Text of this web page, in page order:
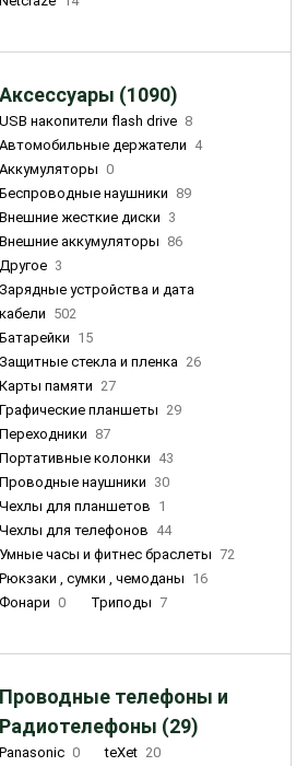
Аксессуары (1090)
USB накопители flash drive 8
Автомобильные держатели 4
Аккумуляторы 0
Беспроводные наушники 89
Внешние жесткие диски 3
Внешние аккумуляторы 86
Другое 3
Зарядные устройства и дата
кабели 502
Батарейки 15
Защитные стекла и пленка 26
Карты памяти 27
Графические планшеты 29
Переходники 87
Портативные колонки 43
Проводные наушники 30
Чехлы для планшетов 1
Чехлы для телефонов 44
Умные часы и фитнес браслеты 72
Рюкзаки , сумки , чемоданы 16
Фонари 0 Триподы 7
Проводные телефоны и
Радиотелефоны (29)
Panasonic 0 teXet 20